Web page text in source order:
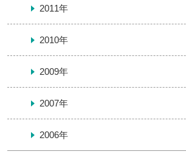
2011年
2010年
2009年
2007年
2006年